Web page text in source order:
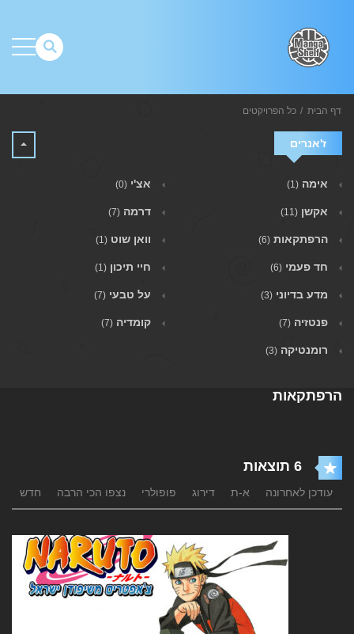
דף הבית כל הפרויקטים
ז'אנרים
אימה (1) אצ'י (0)
אקשן (11) דרמה (7)
הרפתקאות (6) וואן שוט (1)
חד פעמי (6) חיי תיכון (1)
מדע בדיוני (3) על טבעי (7)
פנטזיה (7) קומדיה (7)
רומנטיקה (3)
הרפתקאות
עודכן לאחרונה א-ת דירוג פופולרי נצפו הכי הרבה חדש